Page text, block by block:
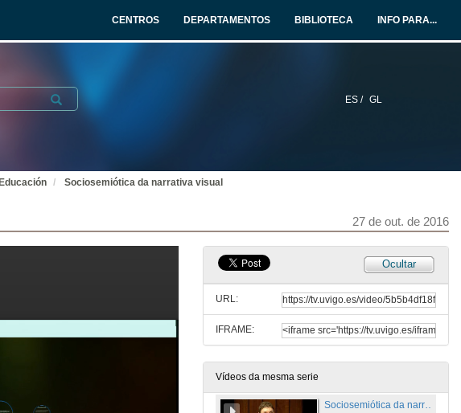
CENTROS DEPARTAMENTOS BIBLIOTECA INFO PARA...
ES / GL
Submit
Sociosemiótica da narrativa visual
27 de out. de 2016
Ocultar
URL:
IFRAME:
Vídeos da mesma serie
Aprendizaxe basado en Xogos
27 de out. de 2016
Gamificación na Universidade
Oportunidades e limitacións
Personalización da gamificación e software educativo
27 de out. de 2016
Sociosemiótica da narrativa visual